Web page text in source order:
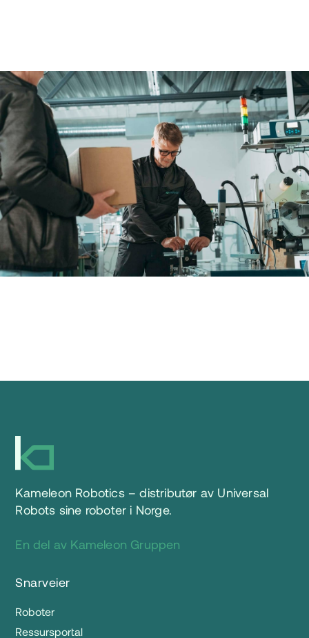
Kameleon Robotics – distributør av Universal
Robots sine roboter i Norge.
En del av Kameleon Gruppen
Snarveier
Roboter
Ressursportal